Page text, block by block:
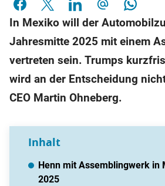
In Mexiko will der
Jahresmitte 2025 mit einem
vertreten sein. Trumps
wird an der Entscheidung
CEO Martin Ohneberg.
Inhalt
Henn mit Assemblingwerk in
2025